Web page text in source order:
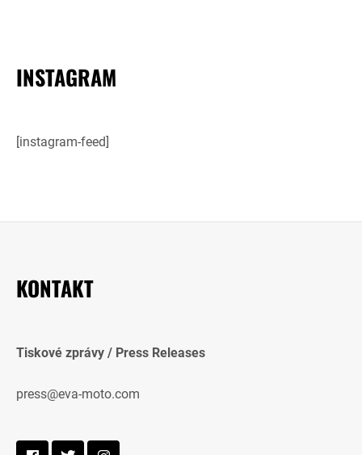
INSTAGRAM
[instagram-feed]
KONTAKT
Tiskové zprávy / Press Releases
press@eva-moto.com